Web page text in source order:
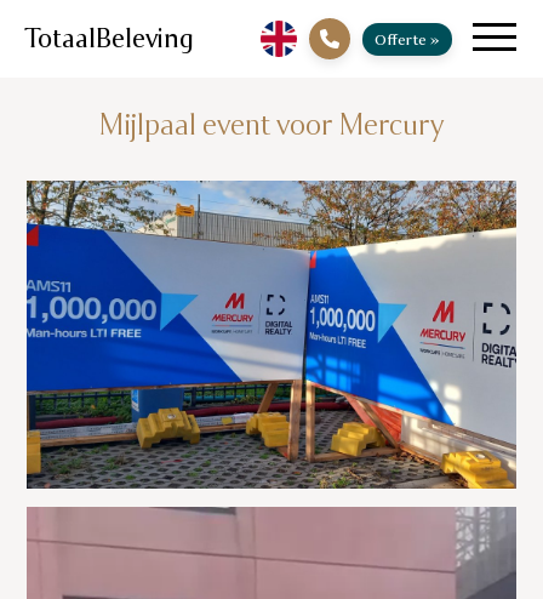
TotaalBeleving Offerte »
Mijlpaal event voor Mercury